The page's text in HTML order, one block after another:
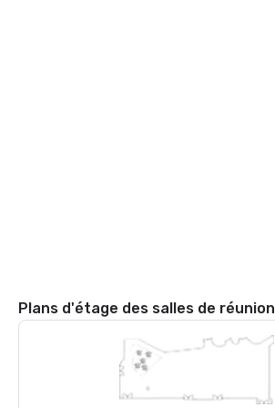
Plans d'étage des salles de réunion